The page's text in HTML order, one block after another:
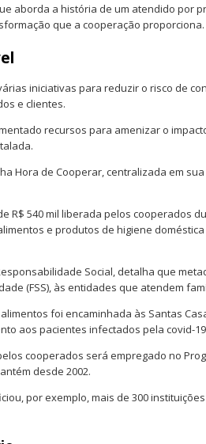
aborda a história de um atendido por
que a cooperação proporciona.
iniciativas para reduzir o risco de
e clientes.
recursos para amenizar o
Hora de Cooperar, centralizada em
R$ 540 mil liberada pelos cooperados
e produtos de higiene
Social, detalha que
(FSS), às entidades que atendem
foi encaminhada às Santas
aos pacientes infectados pela covid-
cooperados será empregado no
desde 2002.
por exemplo, mais de 300